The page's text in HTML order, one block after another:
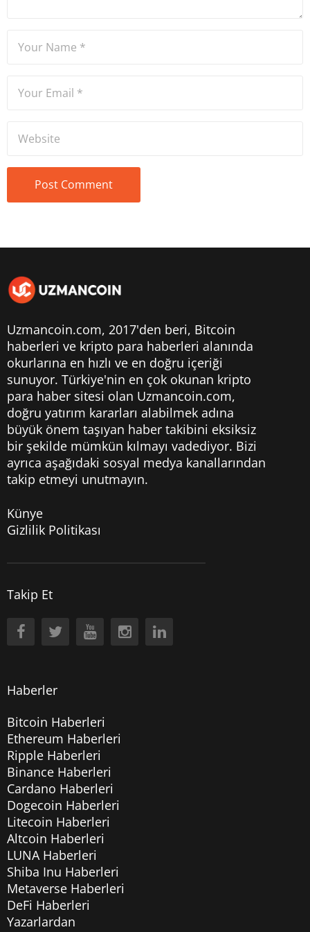
Uzmancoin.com, 2017'den beri, Bitcoin
haberleri ve kripto para haberleri alanında
okurlarına en hızlı ve en doğru içeriği
sunuyor. Türkiye'nin en çok okunan kripto
para haber sitesi olan Uzmancoin.com,
doğru yatırım kararları alabilmek adına
büyük önem taşıyan haber takibini eksiksiz
bir şekilde mümkün kılmayı vadediyor. Bizi
ayrıca aşağıdaki sosyal medya kanallarından
takip etmeyi unutmayın.
Künye
Gizlilik Politikası
Takip Et
Haberler
Bitcoin Haberleri
Ethereum Haberleri
Ripple Haberleri
Binance Haberleri
Cardano Haberleri
Dogecoin Haberleri
Litecoin Haberleri
Altcoin Haberleri
LUNA Haberleri
Shiba Inu Haberleri
Metaverse Haberleri
DeFi Haberleri
Yazarlardan